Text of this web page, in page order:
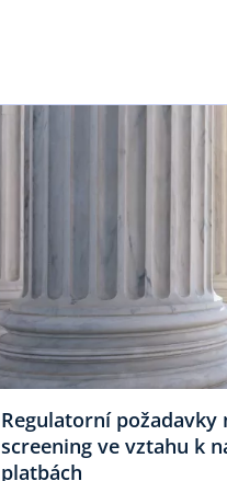
Regulatorní požadavky
screening ve vztahu k
platbách